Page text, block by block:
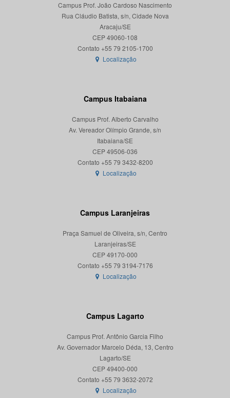
Campus Prof. João Cardoso Nascimento
Rua Cláudio Batista, s/n, Cidade Nova
Aracaju/SE
CEP 49060-108
Localização
Campus Itabaiana
Campus Prof. Alberto Carvalho
Av. Vereador Olímpio Grande, s/n
Itabaiana/SE
CEP 49506-036
Localização
Campus Laranjeiras
Praça Samuel de Oliveira, s/n, Centro
Laranjeiras/SE
CEP 49170-000
Localização
Campus Lagarto
Campus Prof. Antônio Garcia Filho
Av. Governador Marcelo Déda, 13, Centro
Lagarto/SE
CEP 49400-000
Localização